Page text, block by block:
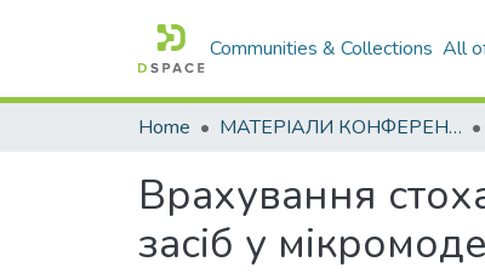
Communities & Collections All
Home МАТЕРІАЛИ КОНФЕРЕНЦІЙ
Врахування
засіб у